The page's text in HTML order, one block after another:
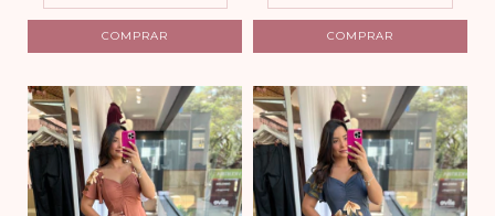
COMPRAR COMPRAR